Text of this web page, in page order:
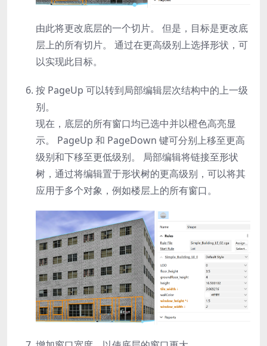
由此将更改底层的一个切片。 但是，目标是更改底
层上的所有切片。 通过在更高级别上选择形状，可
以实现此目标。
按 PageUp 可以转到局部编辑层次结构中的上一级
别。
现在，底层的所有窗口均已选中并以橙色高亮显
示。 PageUp 和 PageDown 键可分别上移至更高
级别和下移至更低级别。 局部编辑将链接至形状
树，通过将编辑置于形状树的更高级别，可以将其
应用于多个对象，例如楼层上的所有窗口。